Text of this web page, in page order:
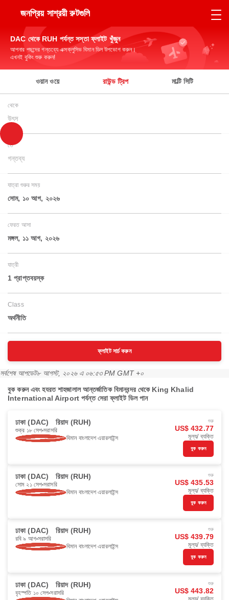
জনপ্রিয় সাশ্রয়ী রুটগুলি
DAC থেকে RUH পর্যন্ত সস্তা ফ্লাইট খুঁজুন
আপনার পছন্দের গন্তব্যে এক্সক্লুসিভ বিমান ডিল উপভোগ করুন।
এখনই বুকিং শুরু করুন!
ওয়ান ওয়ে রাউন্ড ট্রিপ মাল্টি সিটি
থেকে
উৎস
তে
গন্তব্য
যাত্রা শুরুর সময়
সোম, ১০ আগ, ২০২৬
ফেরত আসা
মঙ্গল, ১১ আগ, ২০২৬
যাত্রী
1 প্রাপ্তবয়স্ক
Class
অর্থনীতি
ফ্লাইট সার্চ করুন
সর্বশেষ আপডেট৮ আগস্ট, ২০২৬ এ ০৬:৫৩ PM GMT +০
বুক করুন এবং হযরত শাহজালাল আন্তর্জাতিক বিমানবন্দর থেকে King Khalid
International Airport পর্যন্ত সেরা ফ্লাইট ডিল পান
ঢাকা (DAC) রিয়াদ (RUH)
শুক্র ১৮ সেপ সরাসরি
বিমান বাংলাদেশ এয়ারলাইন্স
শুরু
US$ 432.77
মূল্য/ ব্যক্তি
বুক করুন
ঢাকা (DAC) রিয়াদ (RUH)
সোম ২১ সেপ সরাসরি
বিমান বাংলাদেশ এয়ারলাইন্স
শুরু
US$ 435.53
মূল্য/ ব্যক্তি
বুক করুন
ঢাকা (DAC) রিয়াদ (RUH)
রবি ৯ আগ সরাসরি
বিমান বাংলাদেশ এয়ারলাইন্স
শুরু
US$ 439.79
মূল্য/ ব্যক্তি
বুক করুন
ঢাকা (DAC) রিয়াদ (RUH)
বৃহস্পতি ১০ সেপ সরাসরি
শুরু
US$ 443.82